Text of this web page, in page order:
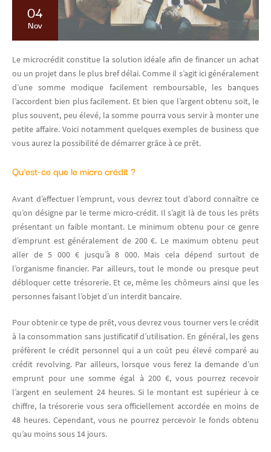
04
Nov
Le microcrédit constitue la solution idéale afin de financer un achat
ou un projet dans le plus bref délai. Comme il s’agit ici généralement
d’une somme modique facilement remboursable, les banques
l’accordent bien plus facilement. Et bien que l’argent obtenu soit, le
plus souvent, peu élevé, la somme pourra vous servir à monter une
petite affaire. Voici notamment quelques exemples de business que
vous aurez la possibilité de démarrer grâce à ce prêt.
Qu'est-ce que le micro crédit ?
Avant d’effectuer l’emprunt, vous devrez tout d’abord connaître ce
qu’on désigne par le terme micro-crédit. Il s’agit là de tous les prêts
présentant un faible montant. Le minimum obtenu pour ce genre
d’emprunt est généralement de 200 €. Le maximum obtenu peut
aller de 5 000 € jusqu’à 8 000. Mais cela dépend surtout de
l’organisme financier. Par ailleurs, tout le monde ou presque peut
débloquer cette trésorerie. Et ce, même les chômeurs ainsi que les
personnes faisant l’objet d’un interdit bancaire.
Pour obtenir ce type de prêt, vous devrez vous tourner vers le crédit
à la consommation sans justificatif d’utilisation. En général, les gens
préfèrent le crédit personnel qui a un coût peu élevé comparé au
crédit revolving. Par ailleurs, lorsque vous ferez la demande d’un
emprunt pour une somme égal à 200 €, vous pourrez recevoir
l’argent en seulement 24 heures. Si le montant est supérieur à ce
chiffre, la trésorerie vous sera officiellement accordée en moins de
48 heures. Cependant, vous ne pourrez percevoir le fonds obtenu
qu’au moins sous 14 jours.